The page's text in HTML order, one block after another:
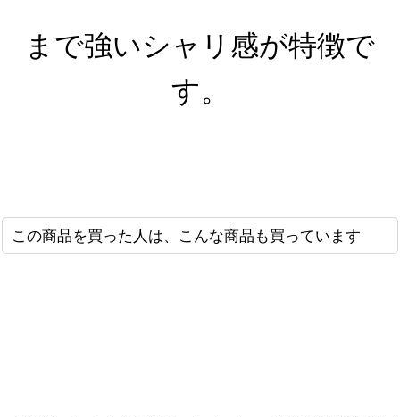
まで強いシャリ感が特徴で
す。
この商品を買った人は、こんな商品も買っています